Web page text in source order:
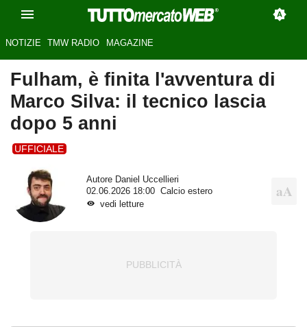
NOTIZIE TMW RADIO MAGAZINE
Fulham, è finita l'avventura di
Marco Silva: il tecnico lascia
dopo 5 anni
UFFICIALE
Autore Daniel Uccellieri
02.06.2026 18:00
Calcio estero
vedi letture